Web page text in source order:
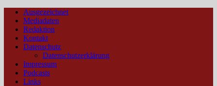
Ausgezeichnet
Mediadaten
Redaktion
Kontakt
Datenschutz
Datenschutzerklärung
Impressum
Podcasts
Links